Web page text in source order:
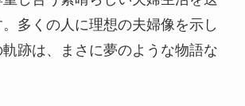
多くの人に理想の夫婦像を示し
跡は、まさに夢のような物語な